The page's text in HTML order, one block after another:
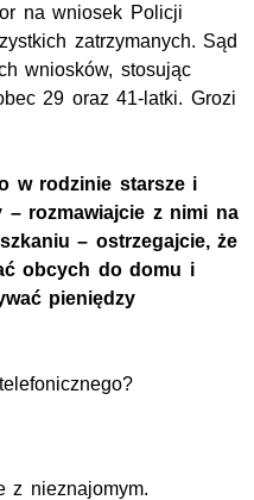
na wniosek Policji
zatrzymanych. Sąd
wniosków, stosując
29 oraz 41-latki. Grozi
w rodzinie starsze i
– rozmawiajcie z nimi na
– ostrzegajcie, że
obcych do domu i
pieniędzy
z nieznajomym.